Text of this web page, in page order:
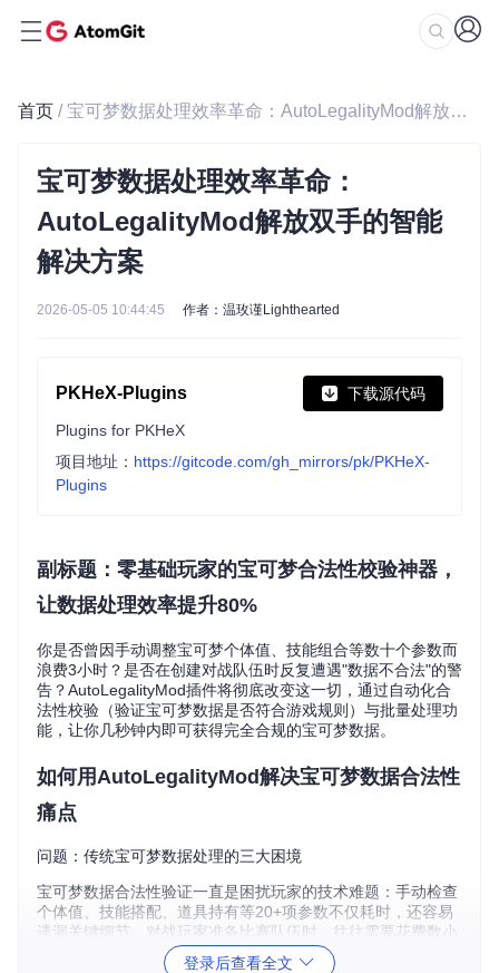
首页 / 宝可梦数据处理效率革命：AutoLegalityMod解放双手的智能解决方案
宝可梦数据处理效率革命：
AutoLegalityMod解放双手的智能
解决方案
2026-05-05 10:44:45 作者：温玫谨Lighthearted
PKHeX-Plugins 下载源代码
Plugins for PKHeX
项目地址： https://gitcode.com/gh_mirrors/pk/PKHeX-
Plugins
副标题：零基础玩家的宝可梦合法性校验神器，
让数据处理效率提升80%
你是否曾因手动调整宝可梦个体值、技能组合等数十个参数而
浪费3小时？是否在创建对战队伍时反复遭遇"数据不合法"的警
告？AutoLegalityMod插件将彻底改变这一切，通过自动化合
法性校验（验证宝可梦数据是否符合游戏规则）与批量处理功
能，让你几秒钟内即可获得完全合规的宝可梦数据。
如何用AutoLegalityMod解决宝可梦数据合法性
痛点
问题：传统宝可梦数据处理的三大困境
宝可梦数据合法性验证一直是困扰玩家的技术难题：手动检查
个体值、技能搭配、道具持有等20+项参数不仅耗时，还容易
遗漏关键细节。对战玩家准备比赛队伍时，往往需要花费数小
时调整数据；收集爱好者整理盒子时，面对上百只宝可梦更是
登录后查看全文